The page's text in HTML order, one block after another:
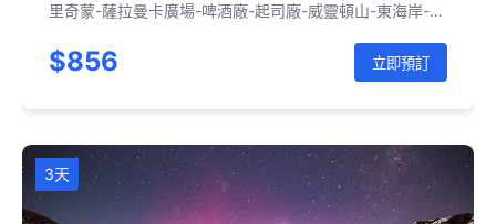
里奇蒙-薩拉曼卡廣場-啤酒廠-起司廠-威靈頓山-東海岸-搖
園-薰衣草農場-霍巴特
$856 立即預訂
3天